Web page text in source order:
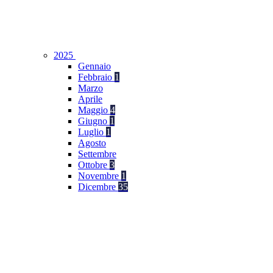
2025
Gennaio
Febbraio 1
Marzo
Aprile
Maggio 4
Giugno 1
Luglio 1
Agosto
Settembre
Ottobre 3
Novembre 1
Dicembre 35